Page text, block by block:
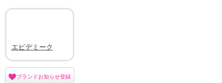
エピデミーク
ブランドお知らせ登録